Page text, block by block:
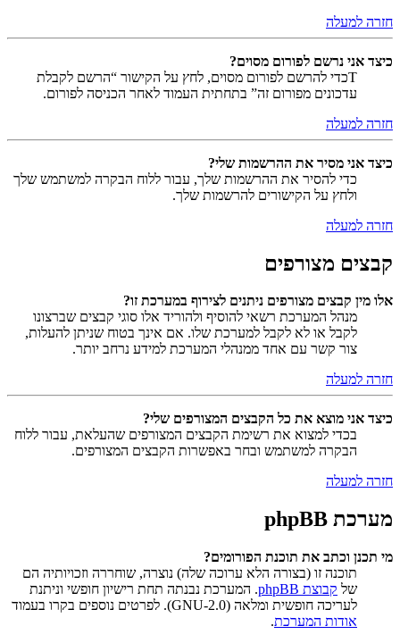
חזרה למעלה
כיצד אני נרשם לפורום מסוים?
Tכדי להרשם לפורום מסוים, לחץ על הקישור “הרשם לקבלת
עדכונים מפורום זה” בתחתית העמוד לאחר הכניסה לפורום.
חזרה למעלה
כיצד אני מסיר את ההרשמות שלי?
כדי להסיר את ההרשמות שלך, עבור ללוח הבקרה למשתמש שלך
ולחץ על הקישורים להרשמות שלך.
חזרה למעלה
קבצים מצורפים
אלו מין קבצים מצורפים ניתנים לצירוף במערכת זו?
מנהל המערכת רשאי להוסיף ולהוריד אלו סוגי קבצים שברצונו
לקבל או לא לקבל למערכת שלו. אם אינך בטוח שניתן להעלות,
צור קשר עם אחד ממנהלי המערכת למידע נרחב יותר.
חזרה למעלה
כיצד אני מוצא את כל הקבצים המצורפים שלי?
בכדי למצוא את רשימת הקבצים המצורפים שהעלאת, עבור ללוח
הבקרה למשתמש ובחר באפשרות הקבצים המצורפים.
חזרה למעלה
מערכת phpBB
מי תכנן וכתב את תוכנת הפורומים?
תוכנה זו (בצורה הלא ערוכה שלה) נוצרה, שוחררה וזכויותיה הם
של קבוצת phpBB
. המערכת נבנתה תחת רישיון חופשי וניתנת
לעריכה חופשית ומלאה (GNU-2.0). לפרטים נוספים בקרו בעמוד
אודות המערכת.